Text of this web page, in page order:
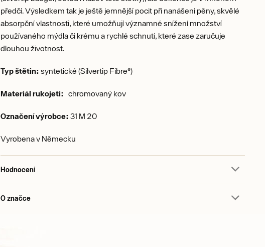
předčí. Výsledkem tak je ještě jemnější pocit při nanášení pěny, skvělé
absorpční vlastnosti, které umožňují významné snížení množství
používaného mýdla či krému a rychlé schnutí, které zase zaručuje
dlouhou životnost.
Typ štětin: syntetické (Silvertip Fibre®)
Materiál rukojeti:chromovaný kov
Označení výrobce: 31 M 20
Vyrobena v Německu
Hodnocení
O značce